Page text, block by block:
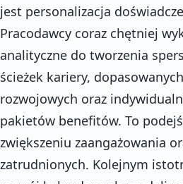
jest personalizacja
Pracodawcy coraz chętniej
analityczne do tworzenia
ścieżek kariery,
rozwojowych oraz
pakietów benefitów. To
zwiększeniu zaangażowania
zatrudnionych. Kolejnym